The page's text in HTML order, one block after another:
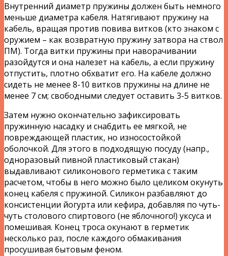
Внутренний диаметр пружины должен быть немного
меньше диаметра кабеля. Натягивают пружину на
кабель, вращая против повива витков (кто знаком с
оружием – как возвратную пружину затвора на ствол
ПМ). Тогда витки пружины при наворачивании
разойдутся и она налезет на кабель, а если пружину
отпустить, плотно обхватит его. На кабеле должно
сидеть не менее 8-10 витков пружины на длине не
менее 7 см; свободными следует оставить 3-5 витков.
Затем нужно окончательно зафиксировать
пружинную насадку и снабдить ее мягкой, не
повреждающей пластик, но износостойкой
оболочкой. Для этого в подходящую посуду (напр.,
одноразовый пивной пластиковый стакан)
выдавливают силиконового герметика с таким
расчетом, чтобы в него можно было целиком окунуть
конец кабеля с пружиной. Силикон разбавляют до
консистенции йогурта или кефира, добавляя по чуть-
чуть столового спиртового (не яблочного!) уксуса и
помешивая. Конец троса окунают в герметик
несколько раз, после каждого обмакивания
просушивая бытовым феном.